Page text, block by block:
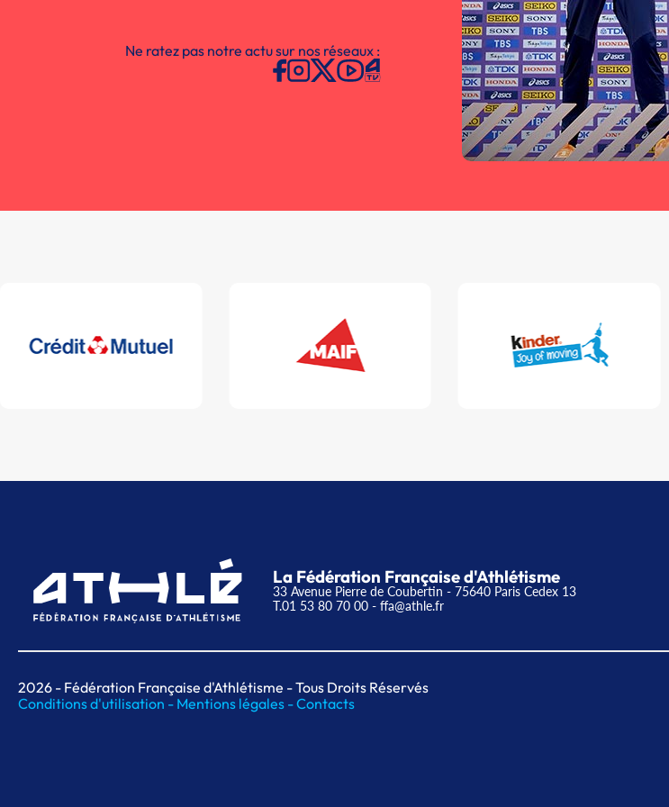
Ne ratez pas notre actu sur nos réseaux :
La Fédération Française d'Athlétisme
33 Avenue Pierre de Coubertin - 75640 Paris Cedex 13
T.01 53 80 70 00 - ffa@athle.fr
2026 - Fédération Française d'Athlétisme - Tous Droits Réservés
Conditions d'utilisation - Mentions légales -Contacts